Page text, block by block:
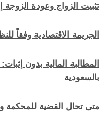
تثبيت الزواج وعودة الزوجة
الجريمة الاقتصادية وفقاً
المطالبة المالية بدون
بالسعودية
متى تحال القضية للمحكمة